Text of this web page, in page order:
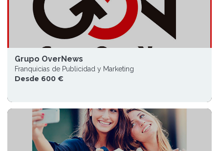
Grupo OverNews
Franquicias de Publicidad y Marketing
Desde 600 €